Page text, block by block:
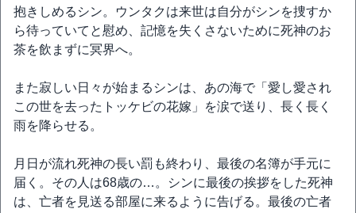
抱きしめるシン。ウンタクは来世は自分がシンを捜すか
ら待っていてと慰め、記憶を失くさないために死神のお
茶を飲まずに冥界へ。
また寂しい日々が始まるシンは、あの海で「愛し愛され
この世を去ったトッケビの花嫁」を涙で送り、長く長く
雨を降らせる。
月日が流れ死神の長い罰も終わり、最後の名簿が手元に
届く。その人は68歳の…。シンに最後の挨拶をした死神
は、亡者を見送る部屋に来るように告げる。最後の亡者